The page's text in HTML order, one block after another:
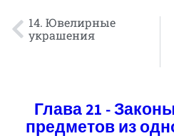
14. Ювелирные
украшения
Глава 21 -
предметов из